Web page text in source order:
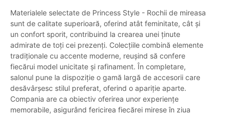
Materialele selectate de Princess Style - Rochii de mireasa
sunt de calitate superioară, oferind atât feminitate, cât și
un confort sporit, contribuind la crearea unei ținute
admirate de toți cei prezenți. Colecțiile combină elemente
tradiționale cu accente moderne, reușind să confere
fiecărui model unicitate și rafinament. În completare,
salonul pune la dispoziție o gamă largă de accesorii care
desăvârșesc stilul preferat, oferind o apariție aparte.
Compania are ca obiectiv oferirea unor experiențe
memorabile, asigurând fericirea fiecărei mirese în ziua